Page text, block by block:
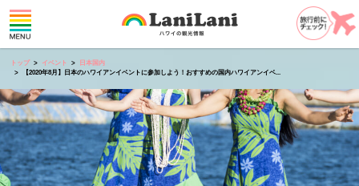
トップ イベント
日本国内
【2020年8月】日本のハワイアンイベントに参加しよう！おすすめの国内ハワイアンイベ...